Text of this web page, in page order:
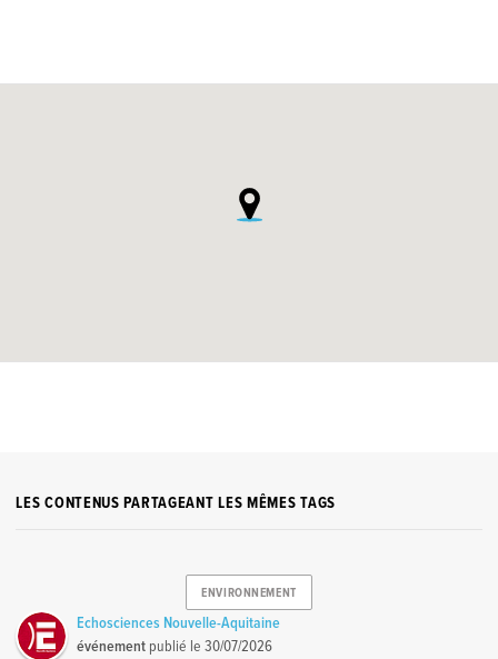
LES CONTENUS PARTAGEANT LES MÊMES TAGS
ENVIRONNEMENT
Echosciences Nouvelle-Aquitaine
événement publié le30/07/2026